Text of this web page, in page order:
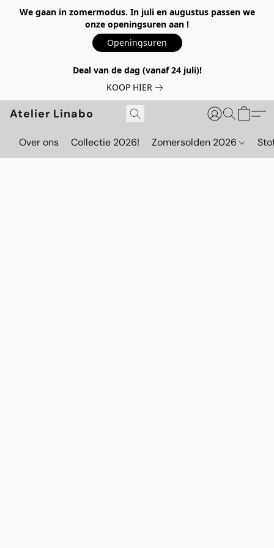
We gaan in zomermodus. In juli en augustus passen we
onze openingsuren aan !
Openingsuren
Deal van de dag (vanaf 24 juli)!
KOOP HIER
Atelier Linabo
Over ons Collectie 2026! Zomersolden 2026